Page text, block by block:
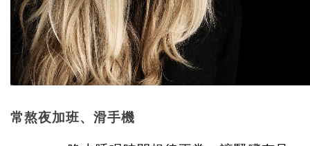
常熬夜加班、滑手機